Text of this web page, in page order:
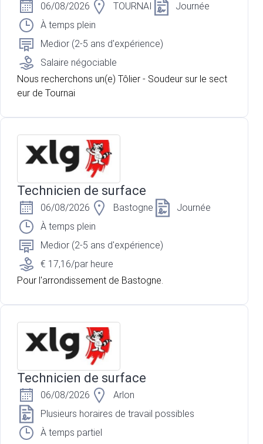
06/08/2026 TOURNAI
Journée
À temps plein
Medior (2-5 ans d'expérience)
Salaire négociable
Nous recherchons un(e) Tôlier - Soudeur sur le sect
eur de Tournai
Technicien de surface
06/08/2026 Bastogne
Journée
À temps plein
Medior (2-5 ans d'expérience)
€ 17,16/par heure
Pour l'arrondissement de Bastogne.
Technicien de surface
06/08/2026
Arlon
Plusieurs horaires de travail possibles
À temps partiel